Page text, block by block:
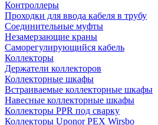
Контроллеры
Проходки для ввода кабеля в трубу
Соединительные муфты
Незамерзающие краны
Саморегулирующийся кабель
Коллекторы
Держатели коллекторов
Коллекторные шкафы
Встраиваемые коллекторные шкафы
Навесные коллекторные шкафы
Коллекторы PPR под сварку
Коллекторы Uponor PEX Wirsbo